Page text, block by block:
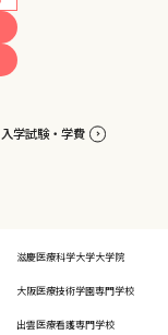
入学試験・学費
滋慶医療科学大学大学院
大阪医療技術学園専門学校
出雲医療看護専門学校